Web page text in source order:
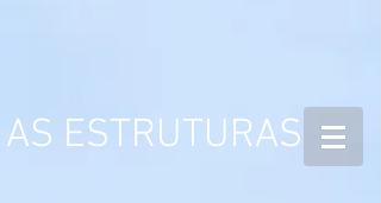
AS ESTRUTURAS